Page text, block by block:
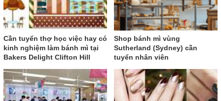
Cần tuyển thợ học việc hay có
kinh nghiệm làm bánh mì tại
Bakers Delight Clifton Hill
Shop bánh mì vùng
Sutherland (Sydney) cần
tuyển nhân viên